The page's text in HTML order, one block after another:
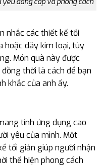
nhắc các thiết kế tối
hoặc dây kim loại, tùy
Món quà này được
thời là cách để bạn
khắc của anh ấy.
tính ứng dụng cao
yêu của mình. Một
tối giản giúp người nhận
thể hiện phong cách